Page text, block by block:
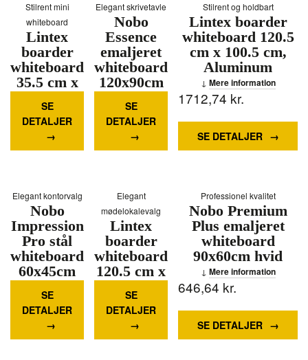
Stilrent mini
whiteboard
Lintex
boarder
whiteboard
35.5 cm x
25.5 cm,
Aluminum
278,14
SE
DETALJER
Mere
information
Elegant skrivetavle
Nobo
Essence
emaljeret
whiteboard
120x90cm
hvid
988,80
SE
DETALJER
Mere
information
Stilrent og holdbart
Lintex boarder
whiteboard 120.5
cm x 100.5 cm,
Aluminum
1712,74 kr.
SE DETALJER
Mere information
Elegant kontorvalg
Nobo
Impression
Pro stål
whiteboard
60x45cm
hvid
493,08
SE
DETALJER
Mere
information
Elegant
mødelokalevalg
Lintex
boarder
whiteboard
120.5 cm x
200.5 cm,
Aluminum
2815,32
SE
DETALJER
Mere
information
Professionel kvalitet
Nobo Premium
Plus emaljeret
whiteboard
90x60cm hvid
646,64 kr.
SE DETALJER
Mere information